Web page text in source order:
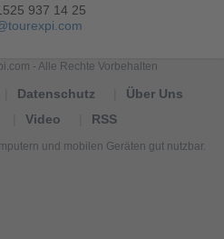
937 14 25
- Alle Rechte Vorbehalten
Datenschutz
Über Uns
Video RSS
und mobilen Geräten gut nutzbar.